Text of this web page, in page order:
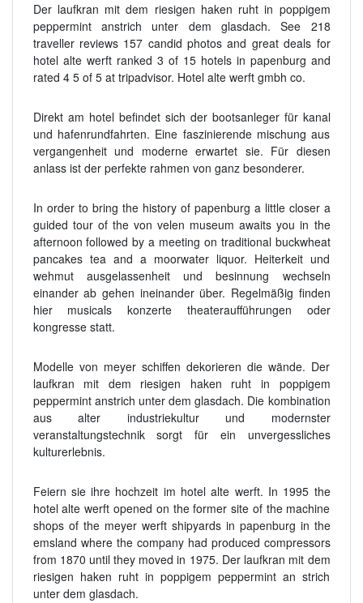
Der laufkran mit dem riesigen haken ruht in poppigem
peppermint anstrich unter dem glasdach. See 218
traveller reviews 157 candid photos and great deals for
hotel alte werft ranked 3 of 15 hotels in papenburg and
rated 4 5 of 5 at tripadvisor. Hotel alte werft gmbh co.
Direkt am hotel befindet sich der bootsanleger für kanal
und hafenrundfahrten. Eine faszinierende mischung aus
vergangenheit und moderne erwartet sie. Für diesen
anlass ist der perfekte rahmen von ganz besonderer.
In order to bring the history of papenburg a little closer a
guided tour of the von velen museum awaits you in the
afternoon followed by a meeting on traditional buckwheat
pancakes tea and a moorwater liquor. Heiterkeit und
wehmut ausgelassenheit und besinnung wechseln
einander ab gehen ineinander über. Regelmäßig finden
hier musicals konzerte theateraufführungen oder
kongresse statt.
Modelle von meyer schiffen dekorieren die wände. Der
laufkran mit dem riesigen haken ruht in poppigem
peppermint anstrich unter dem glasdach. Die kombination
aus alter industriekultur und modernster
veranstaltungstechnik sorgt für ein unvergessliches
kulturerlebnis.
Feiern sie ihre hochzeit im hotel alte werft. In 1995 the
hotel alte werft opened on the former site of the machine
shops of the meyer werft shipyards in papenburg in the
emsland where the company had produced compressors
from 1870 until they moved in 1975. Der laufkran mit dem
riesigen haken ruht in poppigem peppermint an strich
unter dem glasdach.